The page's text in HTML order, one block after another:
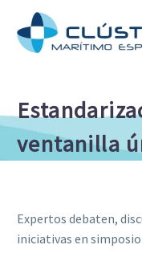
ventanilla
Expertos debaten,
iniciativas en simposio